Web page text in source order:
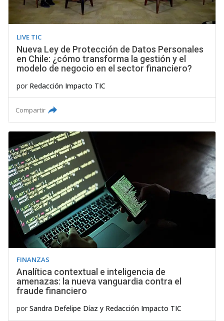
LIVE TIC
Nueva Ley de Protección de Datos Personales
en Chile: ¿cómo transforma la gestión y el
modelo de negocio en el sector financiero?
por Redacción Impacto TIC
Compartir
FINANZAS
Analítica contextual e inteligencia de
amenazas: la nueva vanguardia contra el
fraude financiero
por Sandra Defelipe Díaz y Redacción Impacto TIC